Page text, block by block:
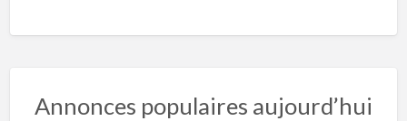
Annonces populaires aujourd’hui